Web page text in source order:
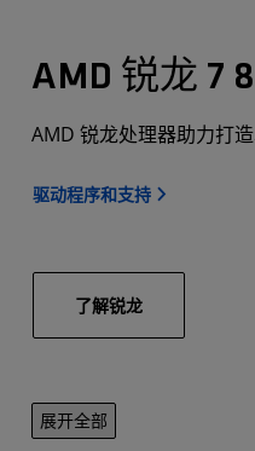
AMD 锐龙 7
AMD 锐龙处理器助力打
驱动程序和支持
了解锐龙
展开全部